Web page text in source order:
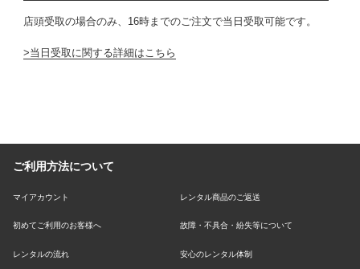
店頭受取の場合のみ、16時までのご注文で当日受取可能です。
当日受取に関する詳細はこちら
ご利用方法について
マイアカウント レンタル商品のご返送
初めてご利用のお客様へ 故障・不具合・紛失等について
レンタルの流れ 安心のレンタル体制